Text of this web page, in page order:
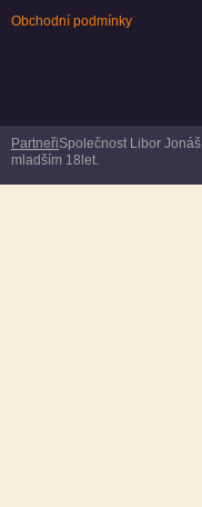
Obchodní podmínky
PartneřiSpolečnost Libor
mladším 18let.